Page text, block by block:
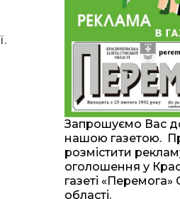
20:00
28 лип
Житлові
підготовка
підтримка
засідання
селищної
10:36
28 лип
Валентина
«Нас тримає
Перемогу і
додому»
10:31
28 лип
Знову біль…
втрата… На
Запрошуємо Вас до
нашою газетою.
розмістити
оголошення у
газеті «Перемога»
області.